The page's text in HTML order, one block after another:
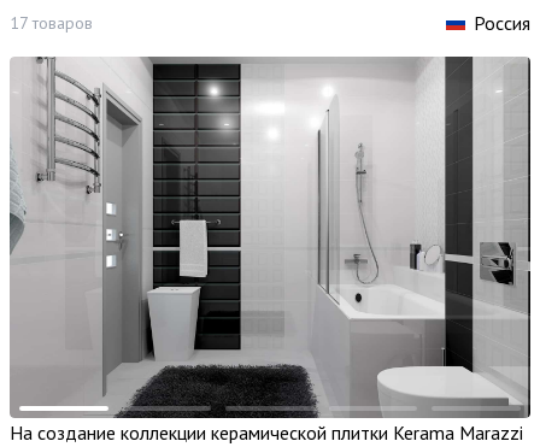
17 товаров Россия
На создание коллекции керамической плитки Kerama Marazzi